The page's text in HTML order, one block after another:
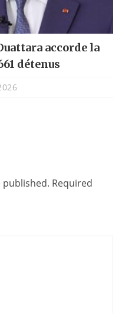
accorde la
détenus
published. Required